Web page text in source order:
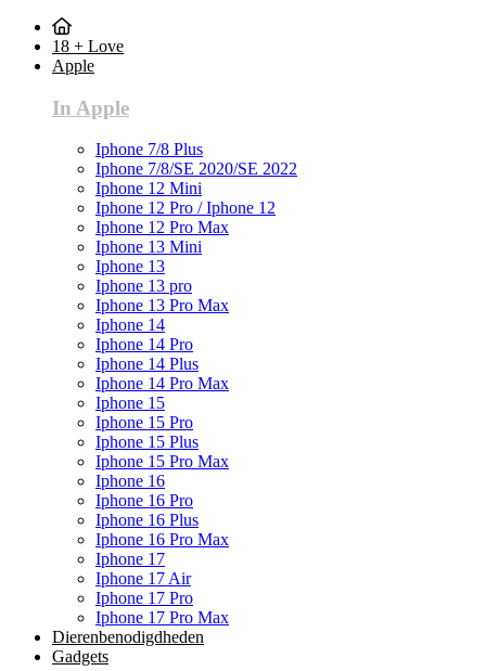
18 + Love
Apple
In Apple
Iphone 7/8 Plus
Iphone 7/8/SE 2020/SE 2022
Iphone 12 Mini
Iphone 12 Pro / Iphone 12
Iphone 12 Pro Max
Iphone 13 Mini
Iphone 13
Iphone 13 pro
Iphone 13 Pro Max
Iphone 14
Iphone 14 Pro
Iphone 14 Plus
Iphone 14 Pro Max
Iphone 15
Iphone 15 Pro
Iphone 15 Plus
Iphone 15 Pro Max
Iphone 16
Iphone 16 Pro
Iphone 16 Plus
Iphone 16 Pro Max
Iphone 17
Iphone 17 Air
Iphone 17 Pro
Iphone 17 Pro Max
Dierenbenodigdheden
Gadgets